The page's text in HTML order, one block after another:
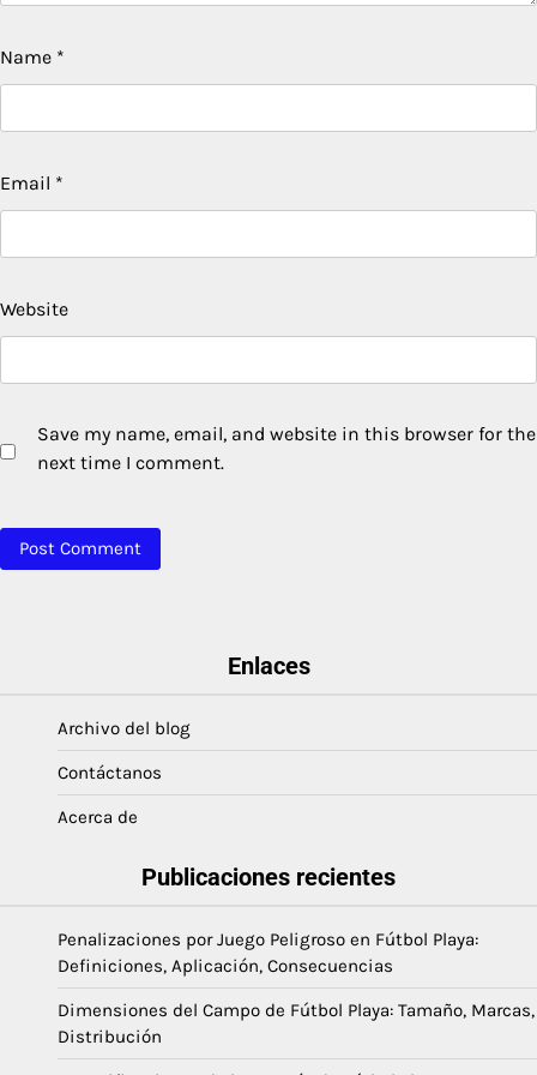
Name *
Email *
Website
Save my name, email, and website in this browser for the
next time I comment.
Enlaces
Archivo del blog
Contáctanos
Acerca de
Publicaciones recientes
Penalizaciones por Juego Peligroso en Fútbol Playa:
Definiciones, Aplicación, Consecuencias
Dimensiones del Campo de Fútbol Playa: Tamaño, Marcas,
Distribución